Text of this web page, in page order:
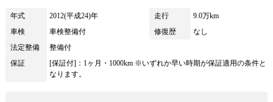
年式 2012(平成24)年 走行
9.0万km
車検
車検整備付 修復歴
なし
法定整備
整備付
保証
[保証付]：1ヶ月・1000km ※いずれか早い時期が保証適用の条件と
なります。